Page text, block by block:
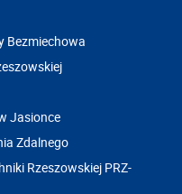
Bezmiechowa
Jasionce
Zdalnego
Rzeszowskiej PRZ-